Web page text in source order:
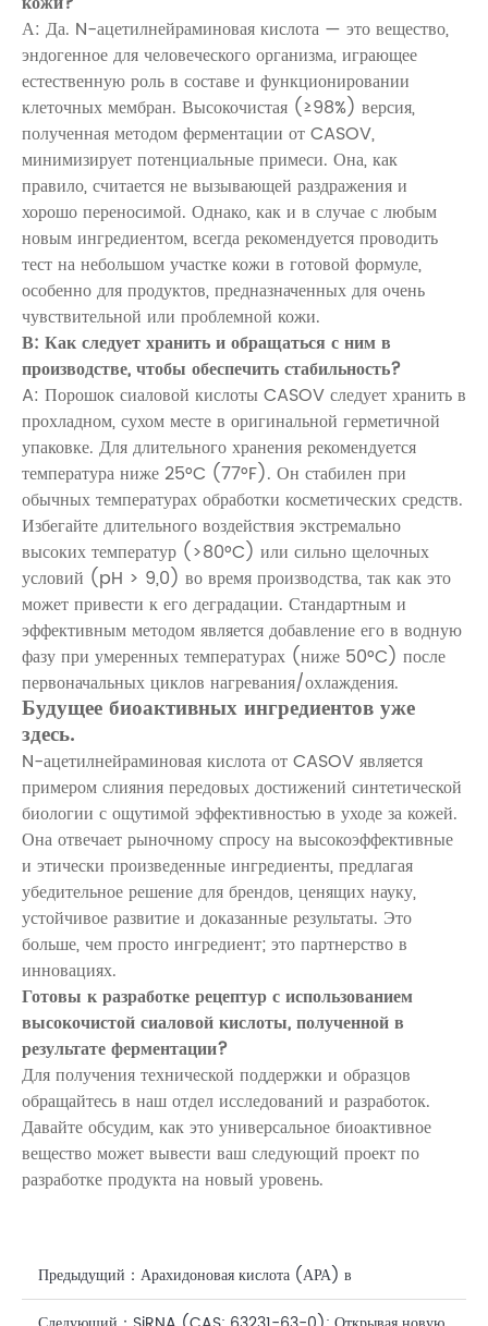
А: Да. N-ацетилнейраминовая кислота — это вещество,
эндогенное для человеческого организма, играющее
естественную роль в составе и функционировании
клеточных мембран. Высокочистая (≥98%) версия,
полученная методом ферментации от CASOV,
минимизирует потенциальные примеси. Она, как
правило, считается не вызывающей раздражения и
хорошо переносимой. Однако, как и в случае с любым
новым ингредиентом, всегда рекомендуется проводить
тест на небольшом участке кожи в готовой формуле,
особенно для продуктов, предназначенных для очень
чувствительной или проблемной кожи.
В: Как следует хранить и обращаться с ним в
производстве, чтобы обеспечить стабильность?
A: Порошок сиаловой кислоты CASOV следует хранить в
прохладном, сухом месте в оригинальной герметичной
упаковке. Для длительного хранения рекомендуется
температура ниже 25°C (77°F). Он стабилен при
обычных температурах обработки косметических средств.
Избегайте длительного воздействия экстремально
высоких температур (>80°C) или сильно щелочных
условий (pH > 9,0) во время производства, так как это
может привести к его деградации. Стандартным и
эффективным методом является добавление его в водную
фазу при умеренных температурах (ниже 50°C) после
первоначальных циклов нагревания/охлаждения.
Будущее биоактивных ингредиентов уже
здесь.
N-ацетилнейраминовая кислота от CASOV является
примером слияния передовых достижений синтетической
биологии с ощутимой эффективностью в уходе за кожей.
Она отвечает рыночному спросу на высокоэффективные
и этически произведенные ингредиенты, предлагая
убедительное решение для брендов, ценящих науку,
устойчивое развитие и доказанные результаты. Это
больше, чем просто ингредиент; это партнерство в
инновациях.
Готовы к разработке рецептур с использованием
высокочистой сиаловой кислоты, полученной в
результате ферментации?
Для получения технической поддержки и образцов
обращайтесь в наш отдел исследований и разработок.
Давайте обсудим, как это универсальное биоактивное
вещество может вывести ваш следующий проект по
разработке продукта на новый уровень.
Предыдущий： Арахидоновая кислота (АРА) в